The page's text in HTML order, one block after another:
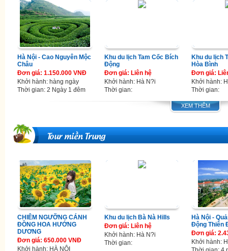
Hà Nội - Cao Nguyên Mộc
Châu
Đơn giá: 1.150.000 VNĐ
Khởi hành: hàng ngày
Thời gian: 2 Ngày 1 đêm
Khu du lịch Tam Cốc Bích
Động
Đơn giá: Liên hệ
Khởi hành: Hà N?i
Thời gian:
Khu du lịch
Hòa Bình
Đơn giá:
Khởi hành:
Thời gian:
XEM THÊM
Tour miền Trung
CHIÊM NGƯỠNG CÁNH
ĐỒNG HOA HƯỚNG
DƯƠNG
Đơn giá: 650.000 VNĐ
Khởi hành: HÀ NÔI
Khu du lịch Bà Nà Hills
Đơn giá: Liên hệ
Khởi hành: Hà N?i
Thời gian:
Hà Nội -
Động Thiên
Đơn giá:
Khởi hành: